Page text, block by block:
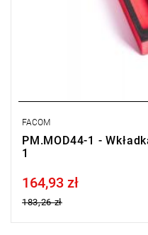
FACOM
PM.MOD44-1 -
1
Price tax included
164,93 zł
183,26 zł